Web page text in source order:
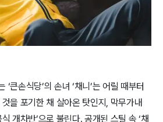
큰손식당’의 손녀 ‘채니’는 어릴 때부터
을 포기한 채 살아온 탓인지, 막무가내
개차반’으로 불린다. 공개된 스틸 속 ‘채